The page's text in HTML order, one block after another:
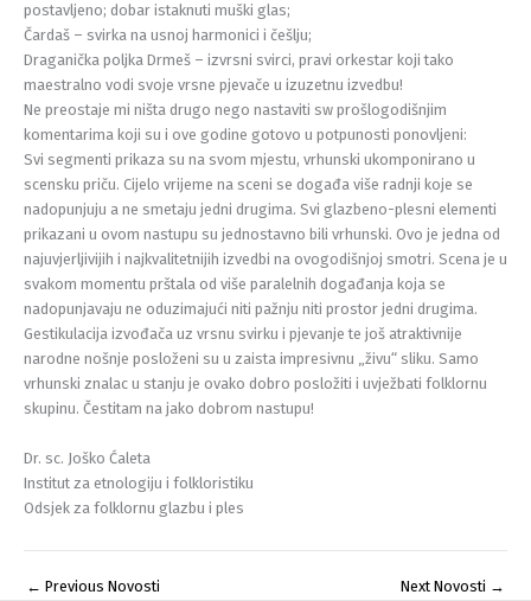
postavljeno; dobar istaknuti muški glas;
Čardaš – svirka na usnoj harmonici i češlju;
Draganička poljka Drmeš – izvrsni svirci, pravi orkestar koji tako
maestralno vodi svoje vrsne pjevače u izuzetnu izvedbu!
Ne preostaje mi ništa drugo nego nastaviti sw prošlogodišnjim
komentarima koji su i ove godine gotovo u potpunosti ponovljeni:
Svi segmenti prikaza su na svom mjestu, vrhunski ukomponirano u
scensku priču. Cijelo vrijeme na sceni se događa više radnji koje se
nadopunjuju a ne smetaju jedni drugima. Svi glazbeno-plesni elementi
prikazani u ovom nastupu su jednostavno bili vrhunski. Ovo je jedna od
najuvjerljivijih i najkvalitetnijih izvedbi na ovogodišnjoj smotri. Scena je u
svakom momentu prštala od više paralelnih događanja koja se
nadopunjavaju ne oduzimajući niti pažnju niti prostor jedni drugima.
Gestikulacija izvođača uz vrsnu svirku i pjevanje te još atraktivnije
narodne nošnje posloženi su u zaista impresivnu „živu“ sliku. Samo
vrhunski znalac u stanju je ovako dobro posložiti i uvježbati folklornu
skupinu. Čestitam na jako dobrom nastupu!
Dr. sc. Joško Ćaleta
Institut za etnologiju i folkloristiku
Odsjek za folklornu glazbu i ples
← Previous Novosti Next Novosti →